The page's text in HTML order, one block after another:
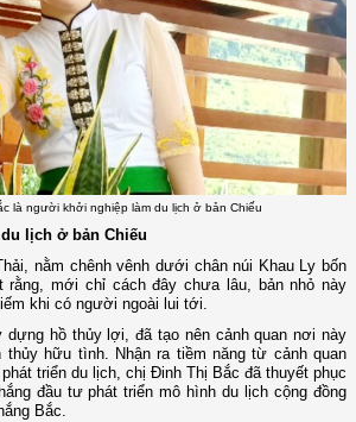
là người khởi nghiệp làm du lịch ở bản Chiếu
lịch ở bản Chiếu
nằm chênh vênh dưới chân núi Khau Ly bốn
rằng, mới chỉ cách đây chưa lâu, bản nhỏ này
khi có người ngoài lui tới.
dựng hồ thủy lợi, đã tạo nên cảnh quan nơi này
hữu tình. Nhận ra tiềm năng từ cảnh quan
triển du lịch, chị Đinh Thị Bắc đã thuyết phục
đầu tư phát triển mô hình du lịch cộng đồng
Bắc.